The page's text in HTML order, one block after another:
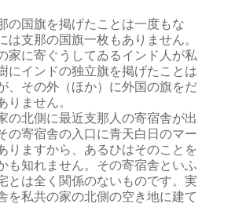
の国旗を掲げたことは一度もな
は支那の国旗一枚もありません。
家に寄ぐうしてゐるインド人が私
にインドの独立旗を掲げたことは
、その外（ほか）に外国の旗をだ
りません。
の北側に最近支那人の寄宿舎が出
の寄宿舎の入口に青天白日のマー
りますから、あるひはそのことを
も知れません。その寄宿舎といふ
とは全く関係のないものです。実
を私共の家の北側の空き地に建て